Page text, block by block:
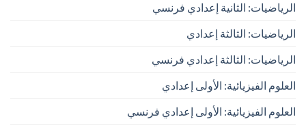
الرياضيات: الثانية إعدادي فرنسي
الرياضيات: الثالثة إعدادي
الرياضيات: الثالثة إعدادي فرنسي
العلوم الفيزيائية: الأولى إعدادي
العلوم الفيزيائية: الأولى إعدادي فرنسي